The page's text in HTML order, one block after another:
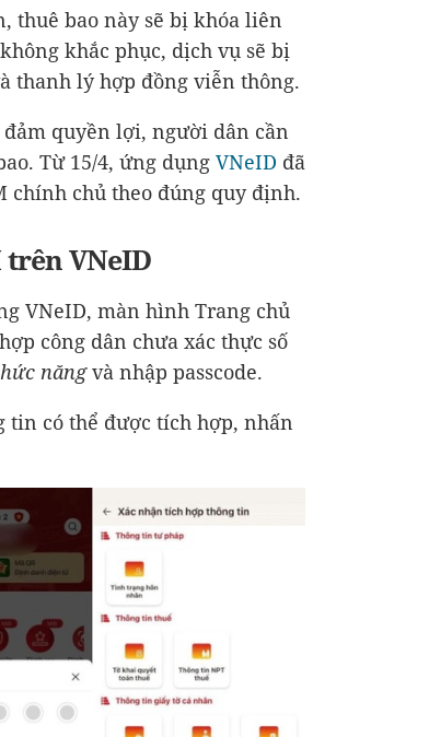
thuê bao này sẽ bị khóa liên
khắc phục, dịch vụ sẽ bị
thanh lý hợp đồng viễn thông.
quyền lợi, người dân cần
Từ 15/4, ứng dụng VNeID đã
chính chủ theo đúng quy định.
VNeID
VNeID, màn hình Trang chủ
công dân chưa xác thực số
năngvà nhập passcode.
tin có thể được tích hợp, nhấn